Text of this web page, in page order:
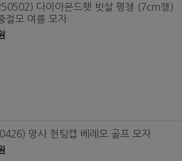
다이아몬드햇 빗살 평챙 (7cm챙)
절모 여름 모자
망사 헌팅캡 베레모 골프 모자